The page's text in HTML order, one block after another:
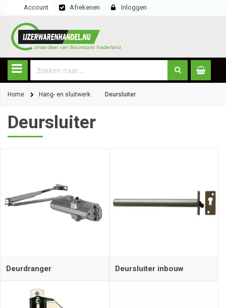
Account Afrekenen Inloggen
Home Hang- en sluitwerk Deursluiter
Deursluiter
Deurdranger Deursluiter inbouw